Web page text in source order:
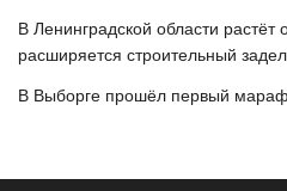
В Ленинградской области
расширяется строительный задел
В Выборге прошёл первый